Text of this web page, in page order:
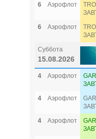
6
Аэрофлот
6
Аэрофлот
Суббота
15.08.2026
4 Аэрофлот
4
Аэрофлот
4
Аэрофлот